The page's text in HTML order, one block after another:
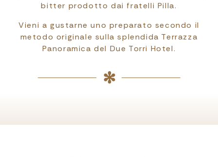
bitter prodotto dai fratelli Pilla.
Vieni a gustarne uno preparato secondo il
metodo originale sulla splendida Terrazza
Panoramica del Due Torri Hotel.